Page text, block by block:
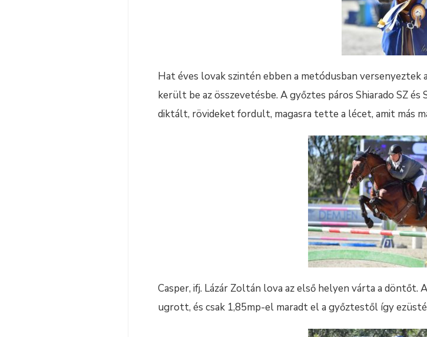
Hat éves lovak szintén ebben a metódusban versenyeztek
került be az összevetésbe. A győztes páros Shiarado SZ
diktált, rövideket fordult, magasra tette a lécet, amit más
Casper, ifj. Lázár Zoltán lova az első helyen várta a
ugrott, és csak 1,85mp-el maradt el a győztestől így